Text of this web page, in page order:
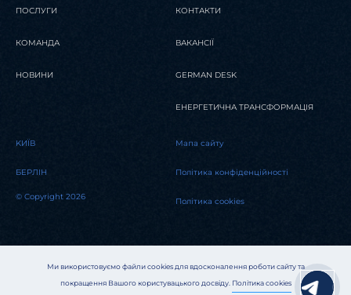
Ми використовуємо файли cookies для вдосконалення роботи сайту та
покращення Вашого користувацького досвіду. Політика cookies
ПОСЛУГИ
КОМАНДА
НОВИНИ
КОНТАКТИ
ВАКАНСІЇ
GERMAN DESK
ЕНЕРГЕТИЧНА ТРАНСФОРМАЦІЯ
KИЇВ
БЕРЛІН
© Copyright 2026
Мапа сайту
Політика конфіденційності
Політика cookies